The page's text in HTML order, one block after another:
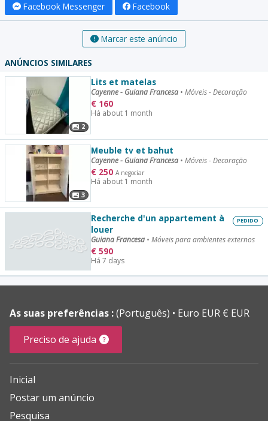
Facebook Messenger
Facebook
Marcar este anúncio
ANÚNCIOS SIMILARES
2
Lits et matelas
Cayenne - Guiana Francesa • Móveis - Decoração
€ 160
Há about 1 month
3
Meuble tv et bahut
Cayenne - Guiana Francesa • Móveis - Decoração
€ 250 A negociar
Há about 1 month
Recherche d'un appartement à
louer
PEDIDO
Guiana Francesa • Móveis para ambientes externos
€ 590
Há 7 days
As suas preferências :(Português)
Euro EUR € EUR
Preciso de ajuda
Inicial
Postar um anúncio
Pesquisa